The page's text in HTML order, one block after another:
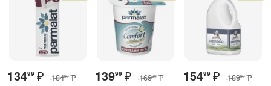
13499 ₽ 18499 ₽ 13999 ₽ 16999 ₽ 15499 ₽ 18999 ₽